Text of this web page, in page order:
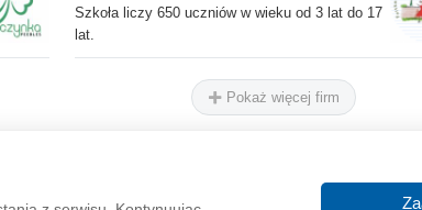
Szkoła liczy 650 uczniów w wieku od 3 lat do 17
lat.
Pokaż więcej firm